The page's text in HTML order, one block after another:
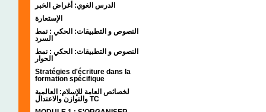
الدرس الغوي: أغراض الخبر
الإستعارة
النصوص و التطبيقات: الحكي : نمط
السرد
النصوص و التطبيقات: الحكي : نمط
الحوار
Stratégies d'écriture dans la
formation spécifique
لخصائص العامة للإسلام: العالمية
والتوازن والاعتدال TC